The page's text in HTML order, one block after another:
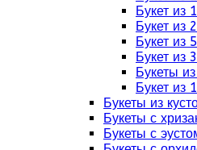
Букет из
Букет из
Букет из
Букет из
Букеты
Букет из
Букеты из
Букеты с
Букеты с